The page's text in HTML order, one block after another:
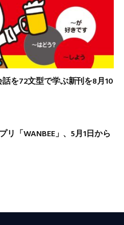
を72文型で学ぶ新刊を8月10
「WANBEE」、5月1日から